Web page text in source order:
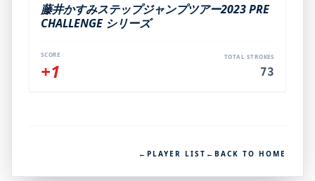
藤井かすみステップジャンプツアー2023 PRE
CHALLENGE シリーズ
SCORE
+1
TOTAL STROKES
73
← PLAYER LIST ← BACK TO HOME